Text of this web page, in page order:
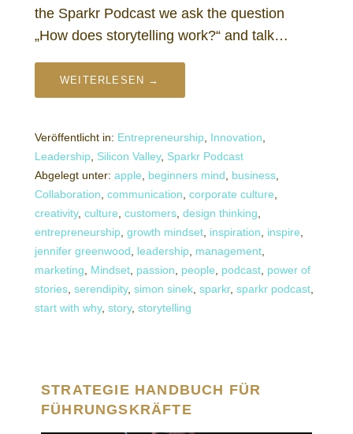
the Sparkr Podcast we ask the question
„How does storytelling work?“ and talk…
WEITERLESEN →
Veröffentlicht in: Entrepreneurship Innovation
Leadership Silicon Valley, Sparkr Podcast
Abgelegt unter: apple beginners mind business
Collaboration communication corporate culture
creativity, culture customers design thinking
entrepreneurship growth mindset inspiration inspire
jennifer greenwood
leadership management
marketing
Mindset passion people podcast power of
stories serendipity, simon sinek sparkr, sparkr podcast
start with why, story, storytelling
STRATEGIE HANDBUCH FÜR
FÜHRUNGSKRÄFTE